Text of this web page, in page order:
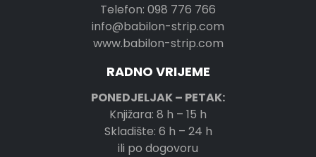
Telefon: 098 776 766
info@babilon-strip.com
www.babilon-strip.com
RADNO VRIJEME
PONEDJELJAK – PETAK:
Knjižara: 8 h – 15 h
Skladište: 6 h – 24 h
ili po dogovoru